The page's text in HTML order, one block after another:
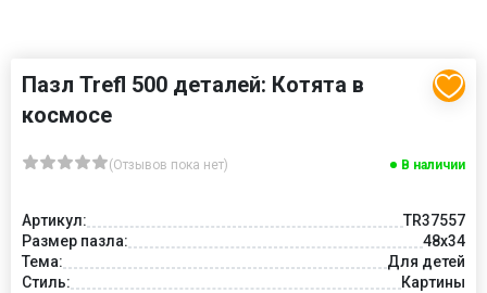
Пазл Trefl 500 деталей: Котята в
космосе
(Отзывов пока нет) В наличии
Артикул:
TR37557
Размер пазла:
48x34
Тема:
Для детей
Стиль:
Картины